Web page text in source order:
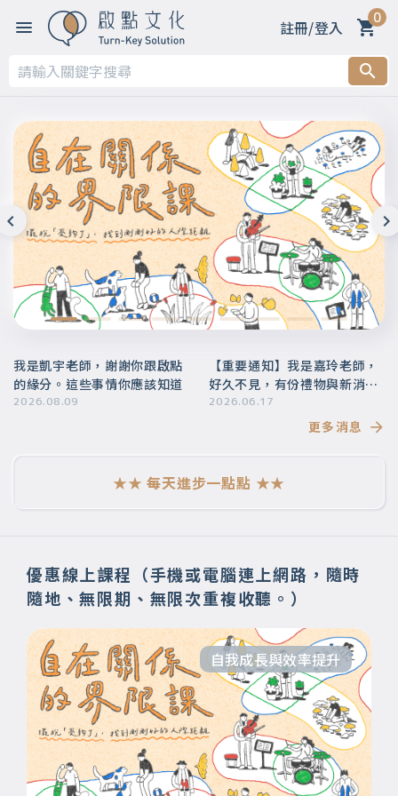
註冊/登入 0
我是凱宇老師，謝謝你跟啟點
的緣分。這些事情你應該知道
2026.08.09
【重要通知】我是嘉玲老師，
好久不見，有份禮物與新消息
要帶給你
2026.06.17
更多消息
★★ 每天進步一點點 ★★
優惠線上課程（手機或電腦連上網路，隨時
隨地、無限期、無限次重複收聽。）
自我成長與效率提升